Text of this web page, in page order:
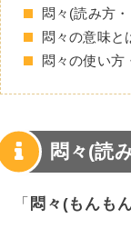
悶々(読み方
悶々の意味と
悶々の使い方
悶々(読
「 悶々(もんも